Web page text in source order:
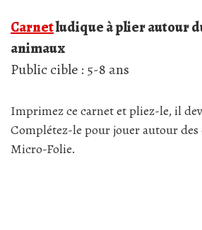
Carnetludique à plier autour
animaux
Public cible : 5-8 ans
Imprimez ce carnet et pliez-le, il
Complétez-le pour jouer autour
Micro-Folie.